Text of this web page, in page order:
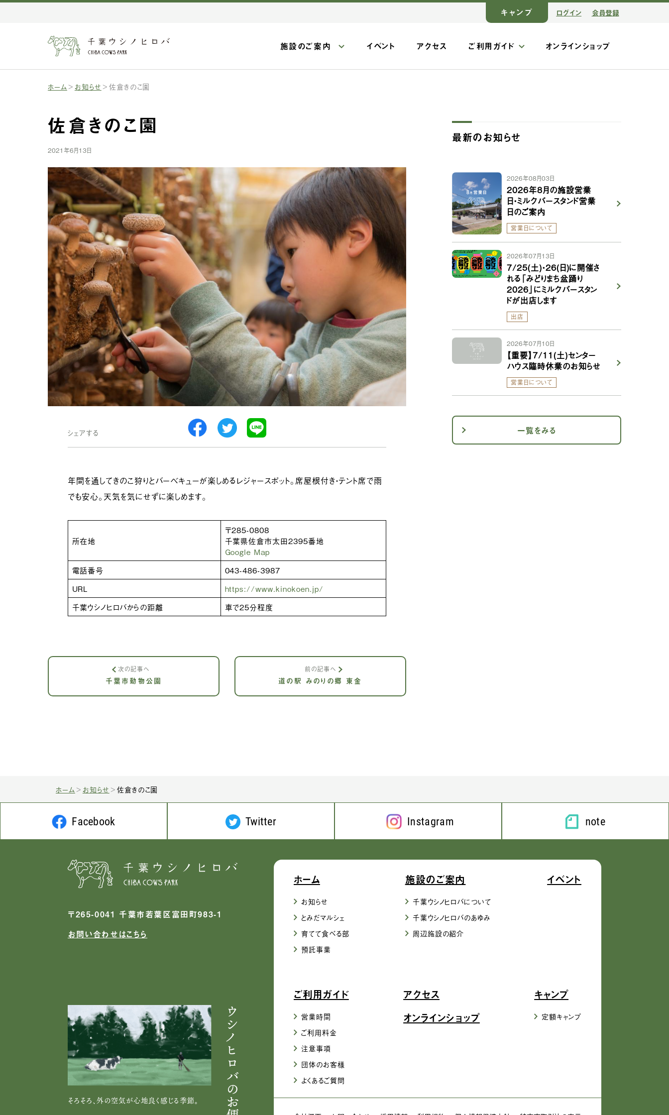
キャンプ ログイン 会員登録
施設のご案内 イベント アクセス ご利用ガイド オンラインショップ
ホーム お知らせ 佐倉きのこ園
佐倉きのこ園
2021年6月13日
シェアする
年間を通してきのこ狩りとバーベキューが楽しめるレジャースポット。席屋根付き・テント席で雨
でも安心。天気を気にせずに楽しめます。
所在地
〒285-0808
千葉県佐倉市太田2395番地
Google Map
電話番号
043-486-3987
URL
https://www.kinokoen.jp/
千葉ウシノヒロバからの距離
車で25分程度
次の記事へ
千葉市動物公園
前の記事へ
道の駅 みのりの郷 東金
最新のお知らせ
2026年08月03日
2026年8月の施設営業
日・ミルクバースタンド営業
日のご案内
営業日について
2026年07月13日
7/25(土)・26(日)に開催さ
れる「みどりまち盆踊り
2026」にミルクバースタン
ドが出店します
出店
2026年07月10日
【重要】7/11(土)センター
ハウス臨時休業のお知らせ
営業日について
一覧をみる
ホーム お知らせ 佐倉きのこ園
Facebook Twitter Instagram note
〒265-0041 千葉市若葉区富田町983-1
お問い合わせはこちら
そろそろ、外の空気が心地良く感じる季節。 ウシノヒロバのお便り
ホーム
お知らせ
とみだマルシェ
育てて食べる部
預託事業
施設のご案内
千葉ウシノヒロバについて
千葉ウシノヒロバのあゆみ
周辺施設の紹介
イベント
ご利用ガイド
営業時間
ご利用料金
注意事項
団体のお客様
よくあるご質問
アクセス
オンラインショップ
キャンプ
定額キャンプ